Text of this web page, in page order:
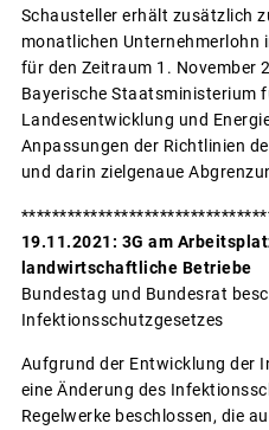
Schausteller erhält zusätzlich
monatlichen Unternehmerlohn
für den Zeitraum 1. November
Bayerische Staatsministerium
Landesentwicklung und
Anpassungen der Richtlinien
und darin zielgenaue
19.11.2021: 3G am
landwirtschaftliche Betriebe
Bundestag und Bundesrat
Infektionsschutzgesetzes
Aufgrund der Entwicklung der
eine Änderung des
Regelwerke beschlossen, die